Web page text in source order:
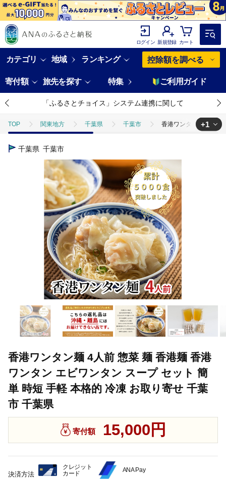
ログイン 新規登録 カート
カテゴリ 地域 ランキング 控除額を調べる
寄付額 旅先を探す 特集 ご利用ガイド
「ふるさとチョイス」システム連携に関して
TOP 関東地方 千葉県 千葉市 香港ワンタン麺 4人前
TOP
+1
千葉県 千葉市
香港ワンタン麺 4人前 惣菜 麺 香港麺 香港
ワンタン エビワンタン スープ セット 簡
単 時短 手軽 本格的 冷凍 お取り寄せ 千葉
市 千葉県
寄付額 15,000円
決済方法
クレジット
カード
ANA Pay